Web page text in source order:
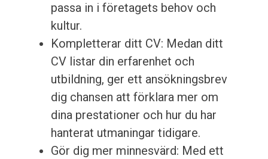
passa in i företagets behov och
kultur.
Kompletterar ditt CV: Medan ditt
CV listar din erfarenhet och
utbildning, ger ett ansökningsbrev
dig chansen att förklara mer om
dina prestationer och hur du har
hanterat utmaningar tidigare.
Gör dig mer minnesvärd: Med ett